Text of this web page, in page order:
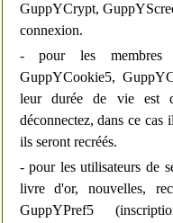
GuppYCrypt,
connexion.
- pour les membres
GuppYCookie5,
leur durée de vie est
déconnectez, dans ce cas
ils seront recréés.
- pour les utilisateurs de
livre d'or, nouvelles,
GuppYPref5